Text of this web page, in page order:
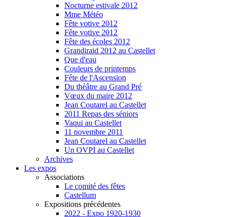
Nocturne estivale 2012
Mme Météo
Fête votive 2012
Fête votive 2012
Fête des écoles 2012
Grandiraid 2012 au Castellet
Que d'eau
Couleurs de printemps
Fête de l'Ascension
Du théâtre au Grand Pré
Vœux du maire 2012
Jean Coutarel au Castellet
2011 Repas des séniors
Vaqui au Castellet
11 novembre 2011
Jean Coutarel au Castellet
Un OVPI au Castellet
Archives
Les expos
Associations
Le comité des fêtes
Castellum
Expositions précédentes
2022 - Expo 1920-1930